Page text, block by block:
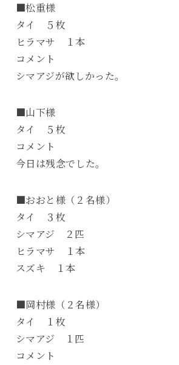
■松重様
タイ ５枚
ヒラマサ １本
コメント
シマアジが欲しかった。
■山下様
タイ ５枚
コメント
今日は残念でした。
■おおと様（２名様）
タイ ３枚
シマアジ ２匹
ヒラマサ １本
スズキ １本
■岡村様（２名様）
タイ １枚
シマアジ １匹
コメント